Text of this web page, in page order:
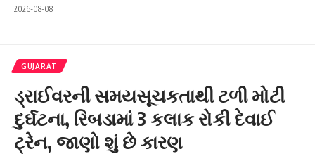
2026-08-08
GUJARAT
ડ્રાઈવરની સમયસૂચકતાથી ટળી મોટી
દુર્ઘટના, રિબડામાં 3 કલાક રોકી દેવાઈ
ટ્રેન, જાણો શું છે કારણ